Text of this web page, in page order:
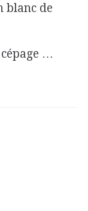
blanc de
…